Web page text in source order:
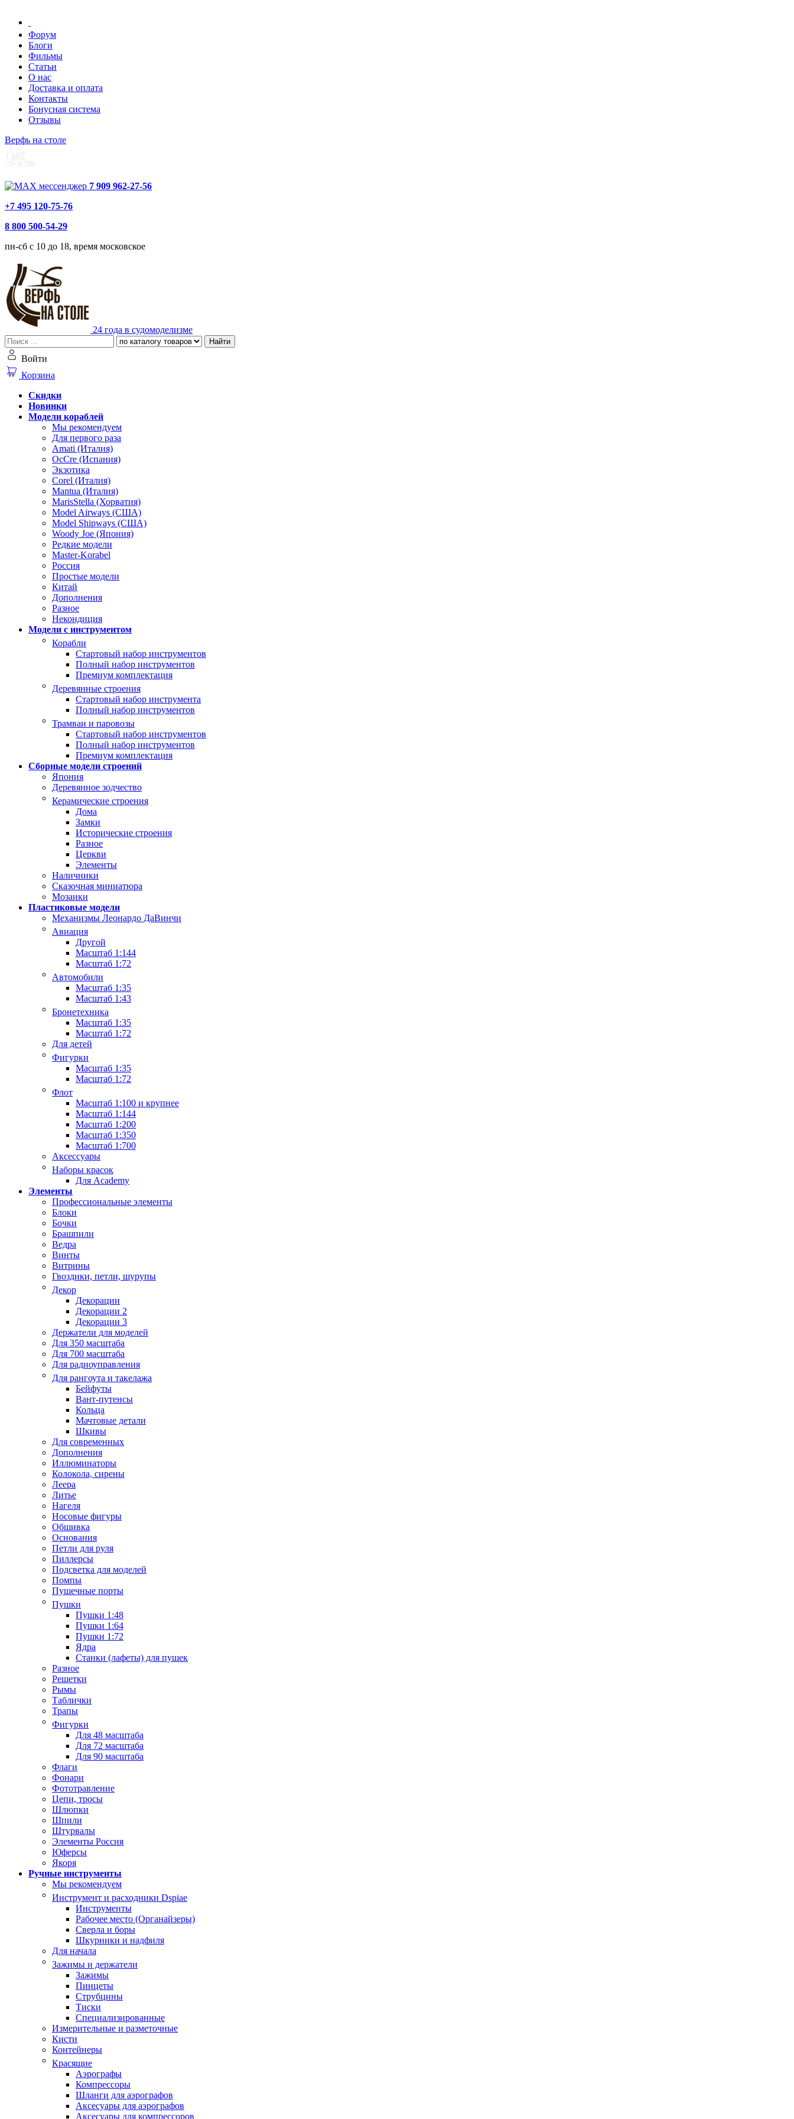
Форум
Блоги
Фильмы
Статьи
О нас
Доставка и оплата
Контакты
Бонусная система
Отзывы
Верфь на столе
7 909 962-27-56
+7 495 120-75-76
8 800 500-54-29
пн-сб с 10 до 18, время московское
24 года в судомоделизме
Найти
Войти
Корзина
Скидки
Новинки
Модели кораблей
Мы рекомендуем
Для первого раза
Amati (Италия)
OcCre (Испания)
Экзотика
Corel (Италия)
Mantua (Италия)
MarisStella (Хорватия)
Model Airways (США)
Model Shipways (США)
Woody Joe (Япония)
Редкие модели
Master-Korabel
Россия
Простые модели
Китай
Дополнения
Разное
Некондиция
Модели с инструментом
Корабли
Стартовый набор инструментов
Полный набор инструментов
Премиум комплектация
Деревянные строения
Стартовый набор инструмента
Полный набор инструментов
Трамваи и паровозы
Стартовый набор инструментов
Полный набор инструментов
Премиум комплектация
Сборные модели строений
Япония
Деревянное зодчество
Керамические строения
Дома
Замки
Исторические строения
Разное
Церкви
Элементы
Наличники
Сказочная миниатюра
Мозаики
Пластиковые модели
Механизмы Леонардо ДаВинчи
Авиация
Другой
Масштаб 1:144
Масштаб 1:72
Автомобили
Масштаб 1:35
Масштаб 1:43
Бронетехника
Масштаб 1:35
Масштаб 1:72
Для детей
Фигурки
Масштаб 1:35
Масштаб 1:72
Флот
Масштаб 1:100 и крупнее
Масштаб 1:144
Масштаб 1:200
Масштаб 1:350
Масштаб 1:700
Аксессуары
Наборы красок
Для Academy
Элементы
Профессиональные элементы
Блоки
Бочки
Брашпили
Ведра
Винты
Витрины
Гвоздики, петли, шурупы
Декор
Декорации
Декорации 2
Декорации 3
Держатели для моделей
Для 350 масштаба
Для 700 масштаба
Для радиоуправления
Для рангоута и такелажа
Бейфуты
Вант-путенсы
Кольца
Мачтовые детали
Шкивы
Для современных
Дополнения
Иллюминаторы
Колокола, сирены
Леера
Литье
Нагеля
Носовые фигуры
Обшивка
Основания
Петли для руля
Пиллерсы
Подсветка для моделей
Помпы
Пушечные порты
Пушки
Пушки 1:48
Пушки 1:64
Пушки 1:72
Ядра
Станки (лафеты) для пушек
Разное
Решетки
Рымы
Таблички
Трапы
Фигурки
Для 48 масштаба
Для 72 масштаба
Для 90 масштаба
Флаги
Фонари
Фототравление
Цепи, тросы
Шлюпки
Шпили
Штурвалы
Элементы Россия
Юферсы
Якоря
Ручные инструменты
Мы рекомендуем
Инструмент и расходники Dspiae
Инструменты
Рабочее место (Органайзеры)
Сверла и боры
Шкурники и надфиля
Для начала
Зажимы и держатели
Зажимы
Пинцеты
Струбцины
Тиски
Специализированные
Измерительные и разметочные
Кисти
Контейнеры
Красящие
Аэрографы
Компрессоры
Шланги для аэрографов
Аксесуары для аэрографов
Аксесуары для компрессоров